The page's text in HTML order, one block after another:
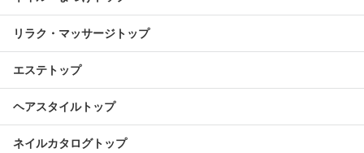
リラク・マッサージトップ
エステトップ
ヘアスタイルトップ
ネイルカタログトップ